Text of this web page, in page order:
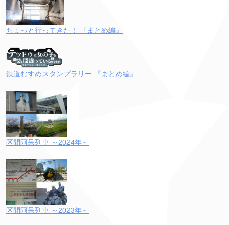
ちょっと行ってきた！ 『まとめ編』
鉄道むすめスタンプラリー 『まとめ編』
区間阿呆列車 ～2024年～
区間阿呆列車 ～2023年～